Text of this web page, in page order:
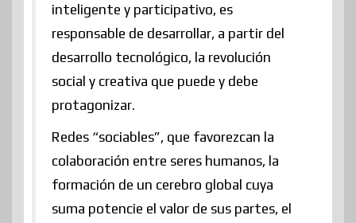
inteligente y participativo, es
responsable de desarrollar, a partir del
desarrollo tecnológico, la revolución
social y creativa que puede y debe
protagonizar.
Redes “sociables”, que favorezcan la
colaboración entre seres humanos, la
formación de un cerebro global cuya
suma potencie el valor de sus partes, el